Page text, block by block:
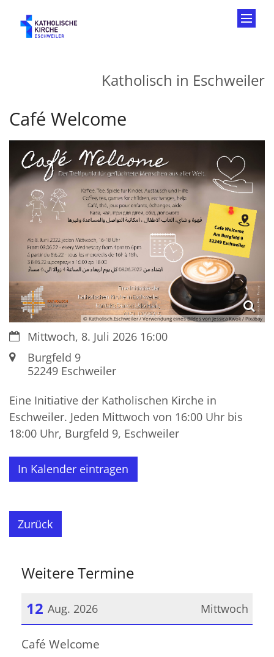
Katholisch in Eschweiler
Café Welcome
© Katholisch.Eschweiler / Verwendung eines Bildes von Jessica Kwok / Pixabay
Datum:Mittwoch, 8. Juli 2026 16:00
Ort: Burgfeld 9
52249 Eschweiler
Eine Initiative der Katholischen Kirche in
Eschweiler. Jeden Mittwoch von 16:00 Uhr bis
18:00 Uhr, Burgfeld 9, Eschweiler
In Kalender eintragen
Zurück
Weitere Termine
Mittwoch
12 Aug. 2026
Datum: 12. August 2026
Café Welcome